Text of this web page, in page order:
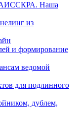
Наша
из
и формирование
ведомой
для подлинного
дублем,